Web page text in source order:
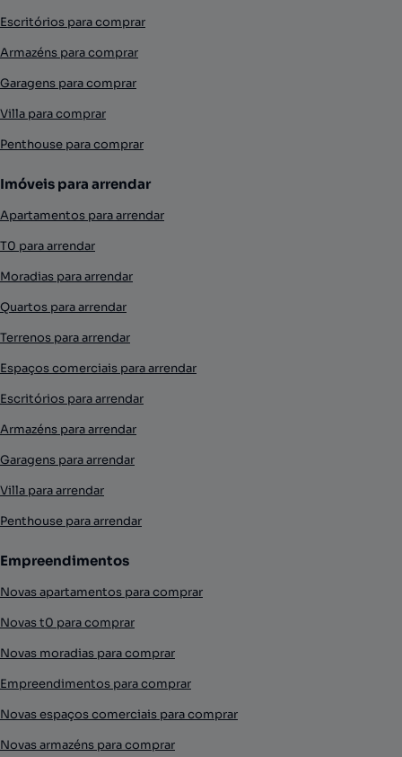
Escritórios para comprar
Armazéns para comprar
Garagens para comprar
Villa para comprar
Penthouse para comprar
Imóveis para arrendar
Apartamentos para arrendar
T0 para arrendar
Moradias para arrendar
Quartos para arrendar
Terrenos para arrendar
Espaços comerciais para arrendar
Escritórios para arrendar
Armazéns para arrendar
Garagens para arrendar
Villa para arrendar
Penthouse para arrendar
Empreendimentos
Novas apartamentos para comprar
Novas t0 para comprar
Novas moradias para comprar
Empreendimentos para comprar
Novas espaços comerciais para comprar
Novas armazéns para comprar